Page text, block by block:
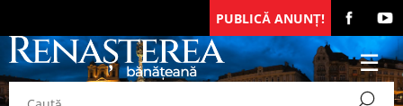
PUBLICĂ ANUNȚ!